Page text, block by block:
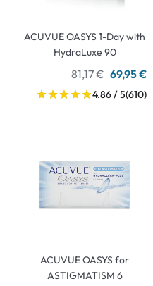
ACUVUE OASYS 1-Day with
HydraLuxe 90
81,17 € 69,95 €
4.86 / 5(610)
ACUVUE OASYS for
ASTIGMATISM 6